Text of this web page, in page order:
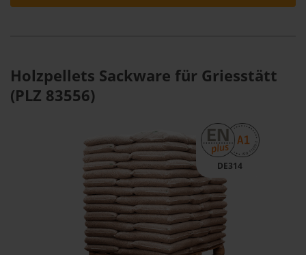
Holzpellets Sackware für Griesstätt
(PLZ 83556)
DE314